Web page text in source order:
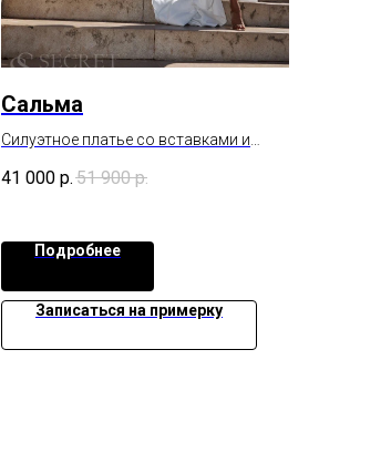
Сальма
Силуэтное платье со вставками и
41 000 р. 51 900 р.
Подробнее
Записаться на примерку